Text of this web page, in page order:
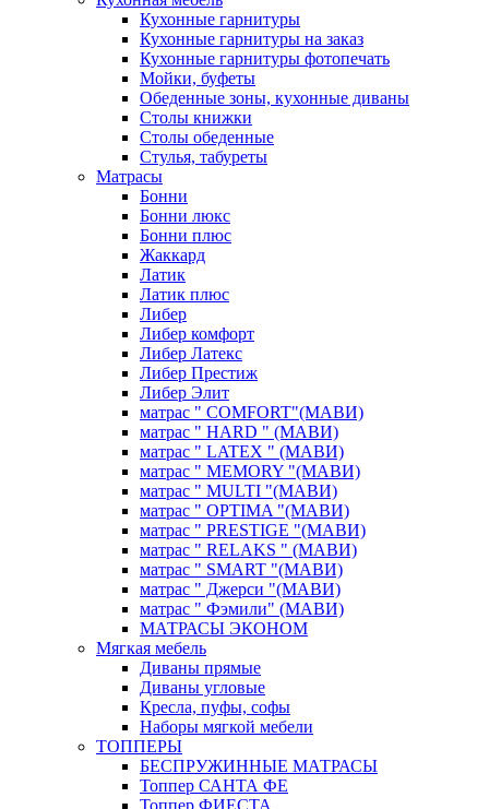
Кухонные гарнитуры
Кухонные гарнитуры на заказ
Кухонные гарнитуры фотопечать
Мойки, буфеты
Обеденные зоны, кухонные диваны
Столы книжки
Столы обеденные
Стулья, табуреты
Матрасы
Бонни
Бонни люкс
Бонни плюс
Жаккард
Латик
Латик плюс
Либер
Либер комфорт
Либер Латекс
Либер Престиж
Либер Элит
матрас " COMFORT"(МАВИ)
матрас " HARD " (МАВИ)
матрас " LATEX " (МАВИ)
матрас " MEMORY "(МАВИ)
матрас " MULTI "(МАВИ)
матрас " OPTIMA "(МАВИ)
матрас " PRESTIGE "(МАВИ)
матрас " RELAKS " (МАВИ)
матрас " SMART "(МАВИ)
матрас " Джерси "(МАВИ)
матрас " Фэмили" (МАВИ)
МАТРАСЫ ЭКОНОМ
Мягкая мебель
Диваны прямые
Диваны угловые
Кресла, пуфы, софы
Наборы мягкой мебели
ТОППЕРЫ
БЕСПРУЖИННЫЕ МАТРАСЫ
Топпер САНТА ФЕ